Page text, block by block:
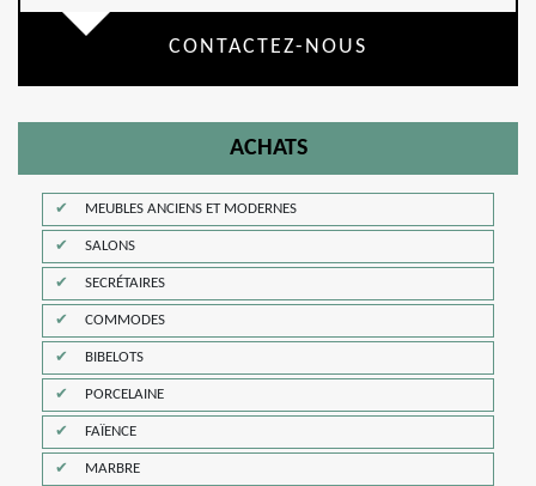
CONTACTEZ-NOUS
ACHATS
MEUBLES ANCIENS ET MODERNES
SALONS
SECRÉTAIRES
COMMODES
BIBELOTS
PORCELAINE
FAÏENCE
MARBRE